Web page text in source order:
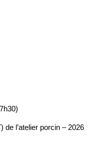
l’atelier porcin – 2026